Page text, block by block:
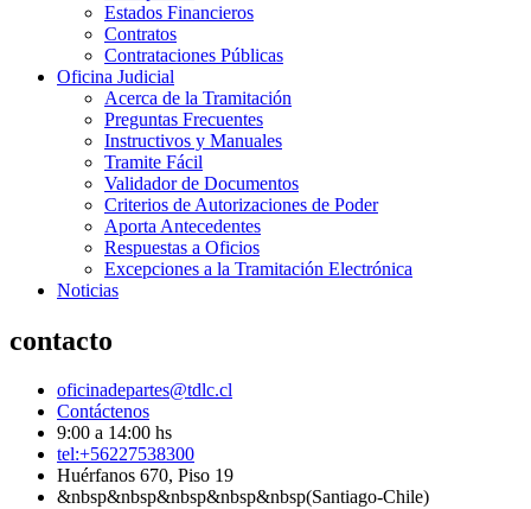
Estados Financieros
Contratos
Contrataciones Públicas
Oficina Judicial
Acerca de la Tramitación
Preguntas Frecuentes
Instructivos y Manuales
Tramite Fácil
Validador de Documentos
Criterios de Autorizaciones de Poder
Aporta Antecedentes
Respuestas a Oficios
Excepciones a la Tramitación Electrónica
Noticias
contacto
oficinadepartes@tdlc.cl
Contáctenos
9:00 a 14:00 hs
tel:+56227538300
Huérfanos 670, Piso 19
&nbsp&nbsp&nbsp&nbsp&nbsp(Santiago-Chile)